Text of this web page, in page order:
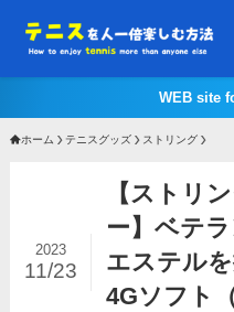
WEB site
ホーム テニスグッズ ストリング
【ストリ
ー】ベテ
エステル
4Gソフト
2023
11/23